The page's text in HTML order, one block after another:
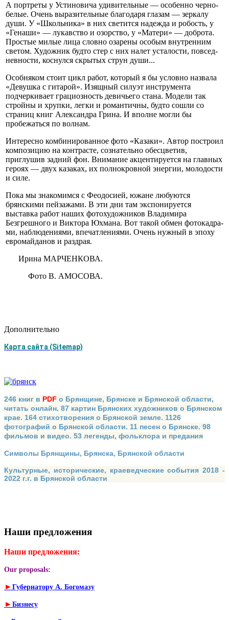
А портреты у Устинови­ча удивительные — осо­бенно черно-
белые. Очень выразительные благодаря глазам — зеркалу
души. У «Школьника» в них све­тится надежда и робость, у
«Генаши» — лукавство и озорство, у «Матери» — доброта.
Простые милые лица словно озарены осо­бым внутренним
светом. Художник будто стер с них налет усталости, повсед­
невности, коснулся скры­тых струн души...
Особняком стоит цикл работ, который я бы услов­но назвала
«Девушка с ги­тарой». Изящный силуэт инструмента
подчеркива­ет грациозность девичьего стана. Модели так
строй­ны и хрупки, легки и ро­мантичны, будто сошли со
страниц книг Александра Грина. И вполне могли бы
пробежаться по волнам.
Интересно комбиниро­ванное фото «Казаки». Ав­тор построил
композицию на контрасте, сознательно обесцветив,
приглушив задний фон. Внимание акцентируется на главных
героях — двух казаках, их полнокровной энергии, молодости
и силе.
Пока мы знакомимся с Феодосией, южане любу­ются
брянскими пейзажа­ми. В эти дни там экспо­нируется
выставка работ наших фотохудожников Владимира
Безгрешного и Виктора Юхмана. Вот такой обмен фотокадра­
ми, наблюдениями, впе­чатлениями. Очень нуж­ный в эпоху
евромайданов и раздрая.
Ирина МАРЧЕНКОВА.
Фото В. АМОСОВА.
Дополнительно
Карта сайта (Sitemap)
246 книг в PDF о Брянщине, Брянске и Брянской области,
читать онлайн. 87 картин Брянских художников о Брянском
крае. 164 стихотворения о Брянской земле. 1126
фотографий о Брянской области. 11 песен о Брянске. 98
фильмов и видео. 53 легенды, фольклора и предания
Символы Брянщины, Брянска, Брянской области
Культурные, исторические, краеведческие события 2018 -
2022 г.г. в Брянской области
Наши предложения
Наши предложения:
Our proposals:
► Губернатору А. Богомазу
► Бизнесу